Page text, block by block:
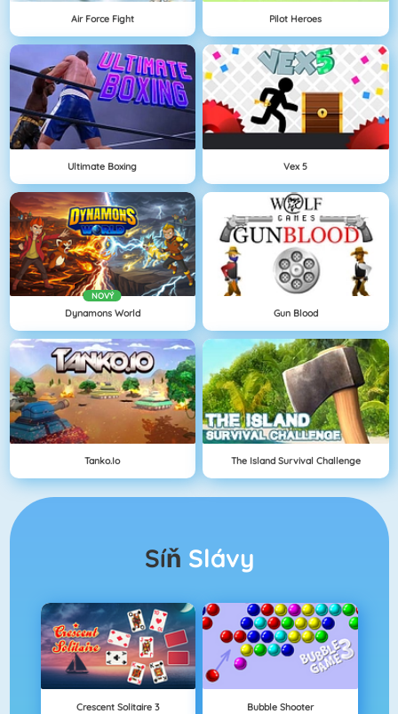
Air Force Fight Pilot Heroes
Ultimate Boxing Vex 5
NOVÝ
Dynamons World Gun Blood
Tanko.io The Island Survival Challenge
Síň Slávy
Crescent Solitaire 3 Bubble Shooter